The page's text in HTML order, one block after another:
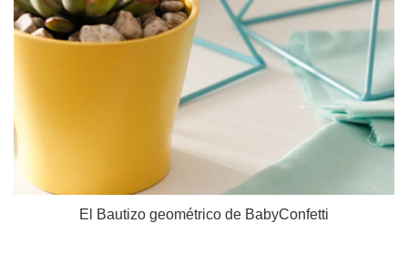
El Bautizo geométrico de BabyConfetti